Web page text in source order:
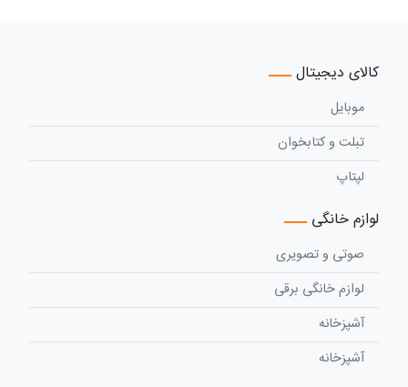
کالای دیجیتال
موبایل
تبلت و کتابخوان
لپتاپ
لوازم خانگی
صوتی و تصویری
لوازم خانگی برقی
آشپزخانه
آشپزخانه